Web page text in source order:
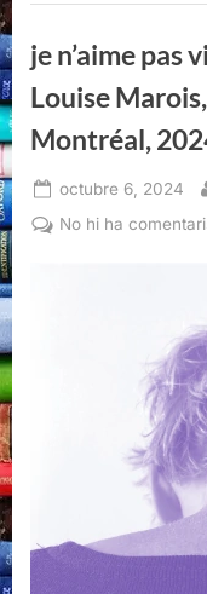
je n’aime pas
Louise
Montréal,
Posted
on
octubre 6, 2024
No hi ha